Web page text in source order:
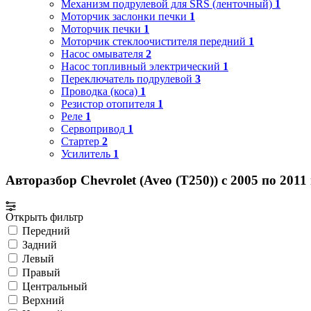
Механизм подрулевой для SRS (ленточный) 1
Моторчик заслонки печки 1
Моторчик печки 1
Моторчик стеклоочистителя передний 1
Насос омывателя 2
Насос топливный электрический 1
Переключатель подрулевой 3
Проводка (коса) 1
Резистор отопителя 1
Реле 1
Сервопривод 1
Стартер 2
Усилитель 1
Авторазбор Chevrolet (Aveo (T250)) с 2005 по 2011
Открыть фильтр
Передний
Задний
Левый
Правый
Центральный
Верхний